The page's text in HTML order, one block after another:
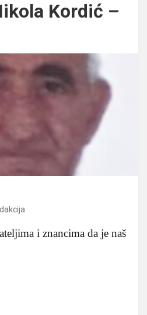
Kordić –
i znancima da je naš